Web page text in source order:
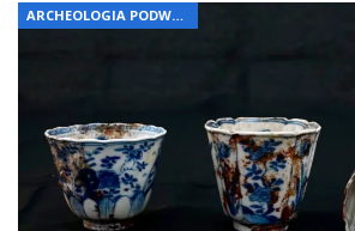
ARCHEOLOGIA PODWODNA